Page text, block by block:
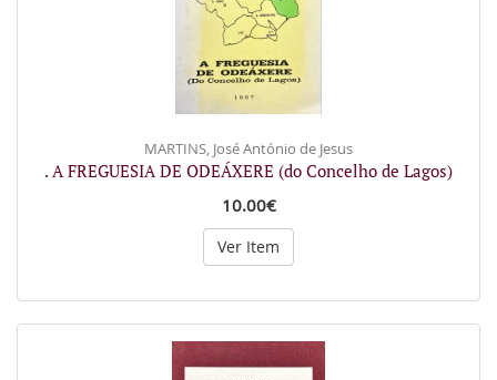
MARTINS, José António de Jesus
. A FREGUESIA DE ODEÁXERE (do Concelho de Lagos)
10.00€
Ver Item